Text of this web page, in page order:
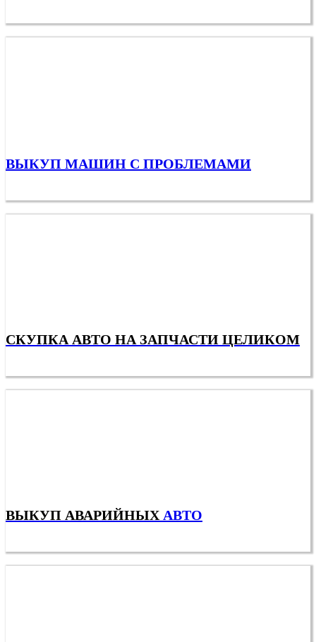
ВЫКУП МАШИН С ПРОБЛЕМАМИ
СКУПКА АВТО НА ЗАПЧАСТИ ЦЕЛИКОМ
ВЫКУП АВАРИЙНЫХ АВТО